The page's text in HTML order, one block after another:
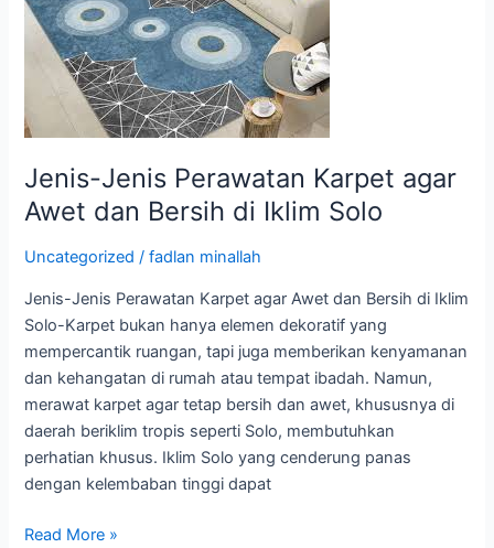
Jenis-Jenis Perawatan Karpet agar
Awet dan Bersih di Iklim Solo
Uncategorized /fadlan minallah
Jenis-Jenis Perawatan Karpet agar Awet dan Bersih di Iklim
Solo-Karpet bukan hanya elemen dekoratif yang
mempercantik ruangan, tapi juga memberikan kenyamanan
dan kehangatan di rumah atau tempat ibadah. Namun,
merawat karpet agar tetap bersih dan awet, khususnya di
daerah beriklim tropis seperti Solo, membutuhkan
perhatian khusus. Iklim Solo yang cenderung panas
dengan kelembaban tinggi dapat
Karpet
agar
Bersih
Iklim
Solo
Read More »